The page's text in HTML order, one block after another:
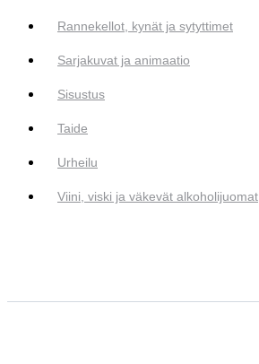
Rannekellot, kynät ja sytyttimet
Sarjakuvat ja animaatio
Sisustus
Taide
Urheilu
Viini, viski ja väkevät alkoholijuomat